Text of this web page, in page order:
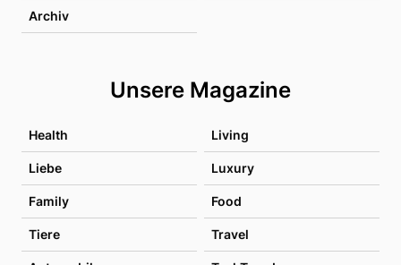
Archiv
Unsere Magazine
Health Living
Liebe Luxury
Family Food
Tiere Travel